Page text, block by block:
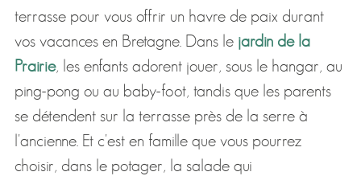
terrasse pour vous offrir un havre de paix durant
vos vacances en Bretagne. Dans le jardin de la
Prairie, les enfants adorent jouer, sous le hangar, au
ping-pong ou au baby-foot, tandis que les parents
se détendent sur la terrasse près de la serre à
l'ancienne. Et c'est en famille que vous pourrez
choisir, dans le potager, la salade qui